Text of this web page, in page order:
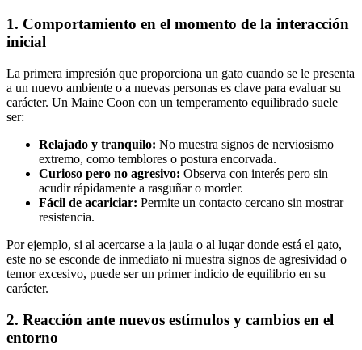
1. Comportamiento en el momento de la interacción
inicial
La primera impresión que proporciona un gato cuando se le presenta
a un nuevo ambiente o a nuevas personas es clave para evaluar su
carácter. Un Maine Coon con un temperamento equilibrado suele
ser:
Relajado y tranquilo: No muestra signos de nerviosismo
extremo, como temblores o postura encorvada.
Curioso pero no agresivo: Observa con interés pero sin
acudir rápidamente a rasguñar o morder.
Fácil de acariciar: Permite un contacto cercano sin mostrar
resistencia.
Por ejemplo, si al acercarse a la jaula o al lugar donde está el gato,
este no se esconde de inmediato ni muestra signos de agresividad o
temor excesivo, puede ser un primer indicio de equilibrio en su
carácter.
2. Reacción ante nuevos estímulos y cambios en el
entorno